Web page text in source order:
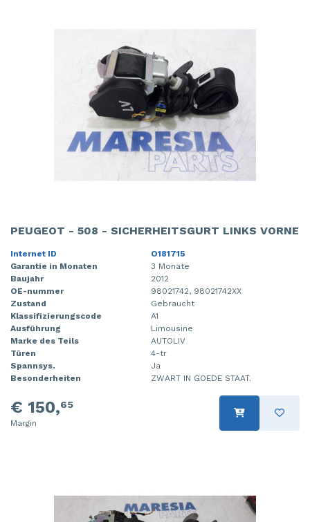
PEUGEOT - 508 - SICHERHEITSGURT LINKS VORNE
Internet ID
O181715
Garantie in Monaten
3 Monate
Baujahr
2012
OE-nummer
98021742, 98021742XX
Zustand
Gebraucht
Klassifizierungscode
A1
Ausführung
Limousine
Marke des Teils
AUTOLIV
Türen
4-tr
Spannsys.
Ja
Besonderheiten
ZWART IN GOEDE STAAT.
€ 150,65
Margin